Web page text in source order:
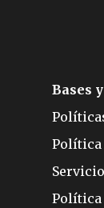
Bases
Política
Política